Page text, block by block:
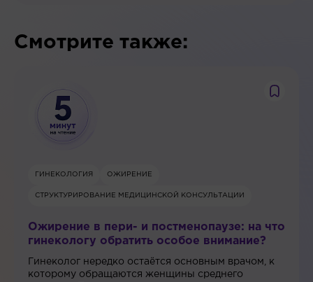
Смотрите также:
ГИНЕКОЛОГИЯ ОЖИРЕНИЕ
СТРУКТУРИРОВАНИЕ МЕДИЦИНСКОЙ КОНСУЛЬТАЦИИ
Ожирение в пери- и постменопаузе: на что
гинекологу обратить особое внимание?
Гинеколог нередко остаётся основным врачом, к
которому обращаются женщины среднего